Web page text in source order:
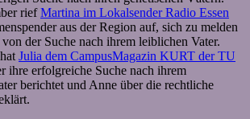
riefMartina im Lokalsender Radio Essen
aus der Region auf, sich zu melden
der Suche nach ihrem leiblichen Vater.
Julia dem CampusMagazin KURT der TU
ihre erfolgreiche Suche nach ihrem
berichtet und Anne über die rechtliche